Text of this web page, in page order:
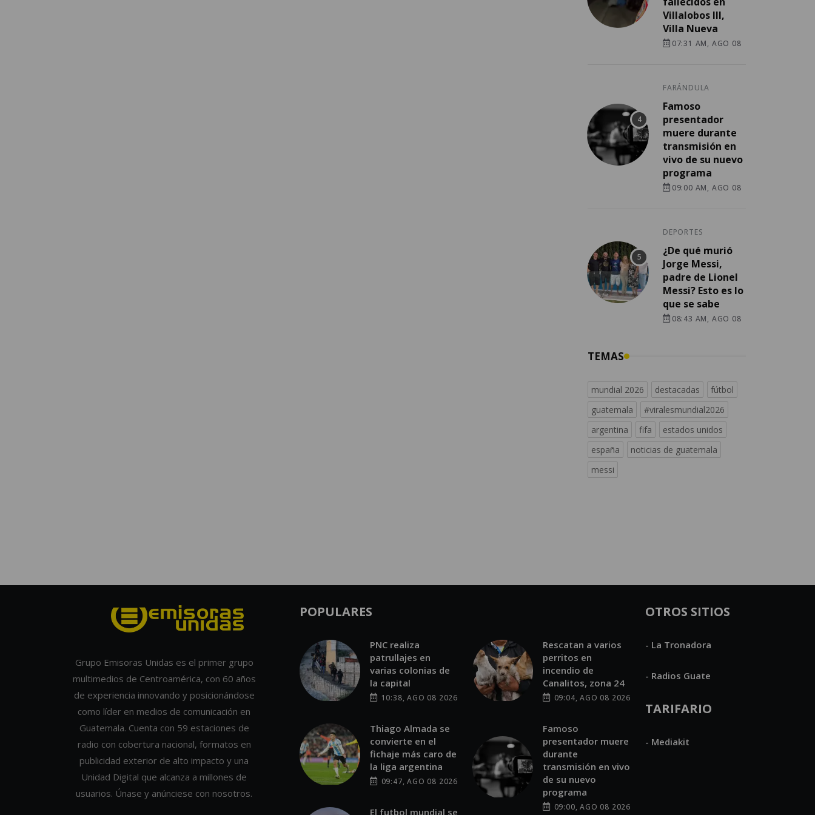
Villalobos III,
Villa Nueva
07:31 AM, AGO 08
FARÁNDULA
Famoso
presentador
muere durante
transmisión en
vivo de su nuevo
programa
09:00 AM, AGO 08
DEPORTES
¿De qué murió
Jorge Messi,
padre de Lionel
Messi? Esto es lo
que se sabe
08:43 AM, AGO 08
TEMAS
mundial 2026 destacadas
fútbol
guatemala
#viralesmundial2026
argentina
fifa
estados unidos
españa
noticias de guatemala
messi
Grupo Emisoras Unidas es el primer grupo
multimedios de Centroamérica, con 60 años
de experiencia innovando y posicionándose
como líder en medios de comunicación en
Guatemala. Cuenta con 59 estaciones de
radio con cobertura nacional, formatos en
publicidad exterior de alto impacto y una
Unidad Digital que alcanza a millones de
usuarios. Únase y anúnciese con nosotros.
POPULARES
PNC realiza
patrullajes en
varias colonias de
la capital
10:38, AGO 08 2026
Thiago Almada se
convierte en el
fichaje más caro de
la liga argentina
09:47, AGO 08 2026
El futbol mundial se
Rescatan a varios
perritos en
incendio de
Canalitos, zona 24
09:04, AGO 08 2026
Famoso
presentador muere
durante
transmisión en vivo
de su nuevo
programa
09:00, AGO 08 2026
OTROS SITIOS
- La Tronadora
- Radios Guate
TARIFARIO
- Mediakit